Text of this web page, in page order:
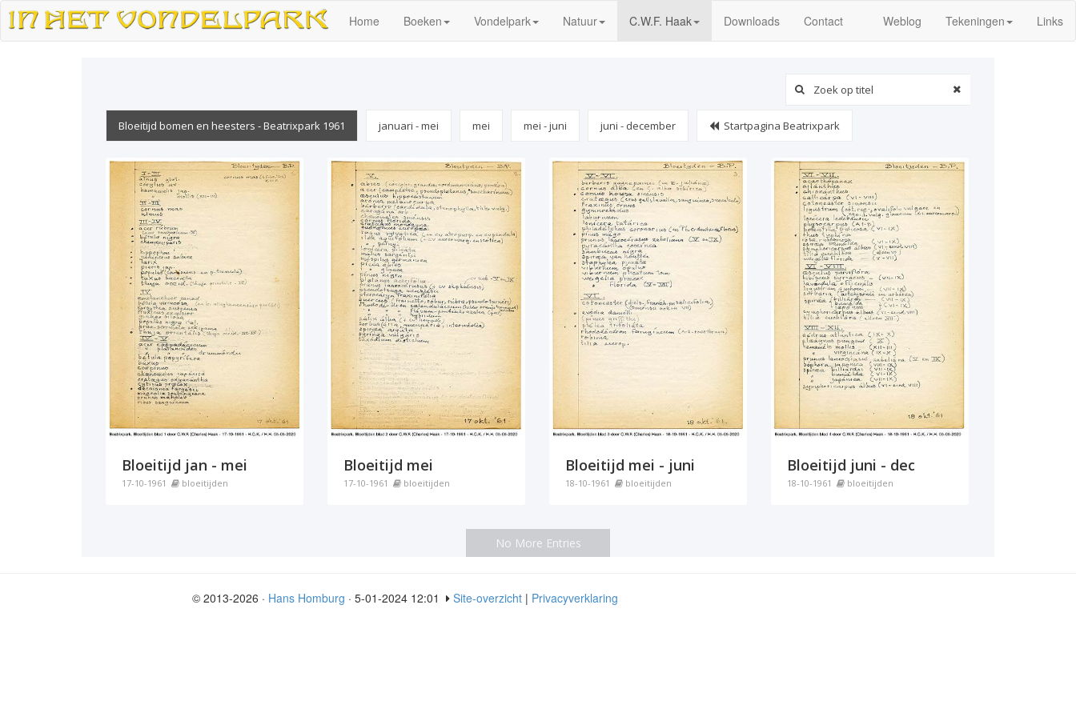
Home (current)Boeken Vondelpark Natuur C.W.F. Haak Downloads Contact Weblog Tekeningen Links
Bloeitijd bomen en heesters - Beatrixpark 1961 januari - mei mei mei - juni juni - december Startpagina Beatrixpark
Bloeitijd jan - mei
17-10-1961 bloeitijden
Bloeitijd mei
17-10-1961 bloeitijden
Bloeitijd mei - juni
18-10-1961 bloeitijden
Bloeitijd juni - dec
18-10-1961 bloeitijden
No More Entries
© 2013-2026 · Hans Homburg · 5-01-2024 12:01 Site-overzicht| Privacyverklaring